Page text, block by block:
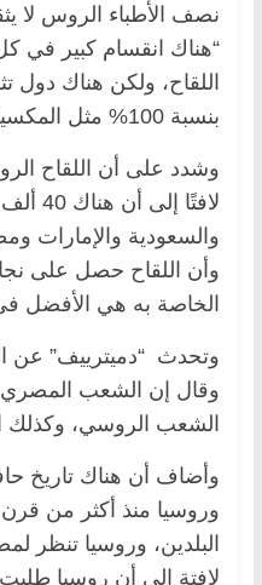
نصف الأطباء الروس لا
“هناك انقسام كبير في
اللقاح، ولكن هناك دول
بنسبة 100% مثل المكسيك وغيرها”.
وشدد على أن اللقاح
لافتًا
والسعودية والإمارات
وأن اللقاح حصل على
الخاصة به هي الأفضل
وتحدث “دميترييف” عن
وقال إن الشعب
الشعب الروسي، وكذلك
وأضاف أن هناك تاريخ
وروسيا منذ أكثر من
البلدين، وروسيا تنظر
لافتة إلى أن روسيا